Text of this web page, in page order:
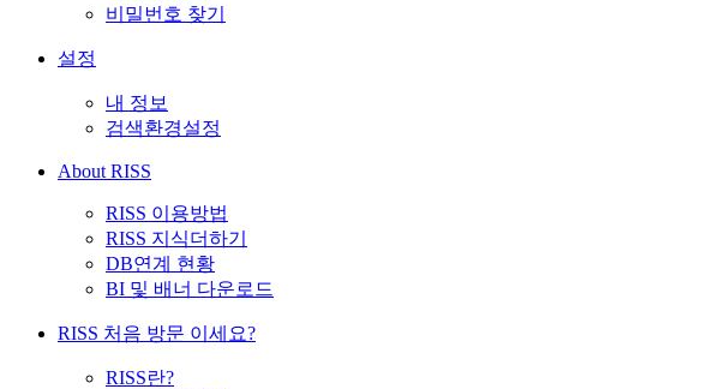
비밀번호 찾기
설정
내 정보
검색환경설정
About RISS
RISS 이용방법
RISS 지식더하기
DB연계 현황
BI 및 배너 다운로드
RISS 처음 방문 이세요?
RISS란?